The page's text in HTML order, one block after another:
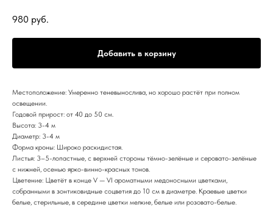
980 руб.
Добавить в корзину
Местоположение: Умеренно теневынослива, но хорошо растёт при полном
освещении.
Годовой прирост: от 40 до 50 см.
Высота: 3-4 м
Диаметр: 3-4 м
Форма кроны: Широко раскидистая.
Листья: 3–5-лопастные, с верхней стороны тёмно-зелёные и серовато-зелёные
с нижней, осенью ярко-винно-красных тонов.
Цветение: Цветёт в конце V — VІ ароматными медоносными цветками,
собранными в зонтиковидные соцветия до 10 см в диаметре. Краевые цветки
белые, стерильные, в середине цветки мелкие, белые или розовато-белые.